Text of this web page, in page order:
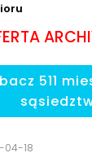
511
04-18